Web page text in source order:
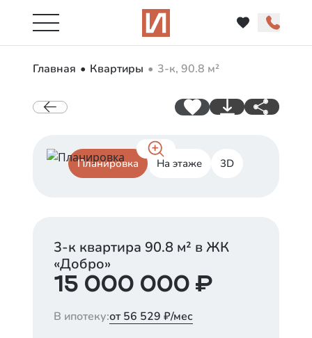
Главная Квартиры 3-к, 90.8 м²
Планировка На этаже 3D
3-к квартира 90.8 м² в ЖК
«Добро»
15 000 000 ₽
В ипотеку:от 56 529 ₽/мес